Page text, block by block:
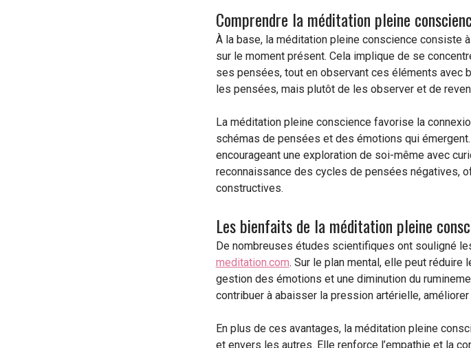
Comprendre la méditation pleine
À la base, la méditation pleine conscience consiste
sur le moment présent. Cela implique de se
ses pensées, tout en observant ces éléments avec
les pensées, mais plutôt de les observer et de
La méditation pleine conscience favorise la
schémas de pensées et des émotions qui
encourageant une exploration de soi-même avec
reconnaissance des cycles de pensées négatives,
constructives.
Les bienfaits de la méditation pleine
De nombreuses études scientifiques ont souligné
meditation.com. Sur le plan mental, elle peut
gestion des émotions et une diminution du
contribuer à abaisser la pression artérielle,
En plus de ces avantages, la méditation pleine
et envers les autres. Elle renforce l’empathie et la